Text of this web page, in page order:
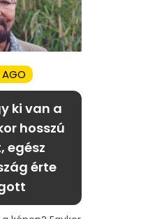
ki van a
hosszú
egész
érte